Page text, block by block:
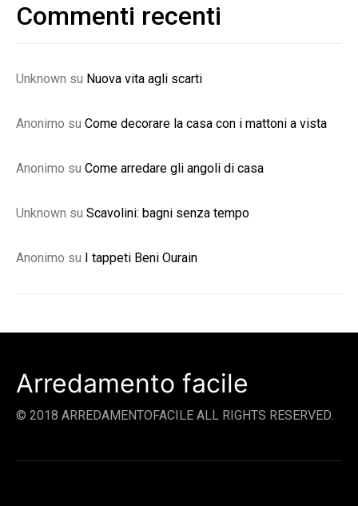
Commenti recenti
Unknown su Nuova vita agli scarti
Anonimo su Come decorare la casa con i mattoni a vista
Anonimo su Come arredare gli angoli di casa
Unknown su Scavolini: bagni senza tempo
Anonimo su I tappeti Beni Ourain
Arredamento facile
© 2018 ARREDAMENTOFACILE ALL RIGHTS RESERVED.